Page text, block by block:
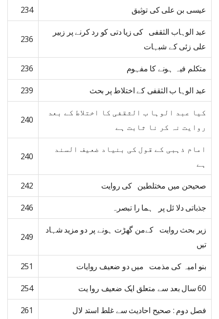
عیسی بن علی کی توثیق 234
عبد الوہاب الثقفی کی زیا دتی کو رد کرنے پر زبیر
علی زئی کے شبہات
236
متکلم فیہ ہونے کا مفہوم 236
عبد الوہا ب الثقفی کے اختلاط پر بحث 239
کیا عبد الوہا ب الثقفی کا اختلاط کے بعد
روایت نہ کر نا ثابت ہے
240
امام ذہبی کے قول کی بنیاد ضعیف السند
ہے
240
صحیحن میں مختلطین کی روایت 242
جذباتی دلا ئل پر ہما را تبصرہ 246
زیر بحث روایت کےمن گھڑت ہونے پر دو مزید شہاد
تیں
249
بنو امیہ کی مذمت میں دو ضعیف روایات 251
60 سال بعد سے متعلق ایک ضعیف روا یت 254
فصل دوم : صحیح احادیث سے غلط استد لال 261